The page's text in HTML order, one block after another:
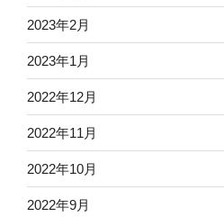
2023年2月
2023年1月
2022年12月
2022年11月
2022年10月
2022年9月